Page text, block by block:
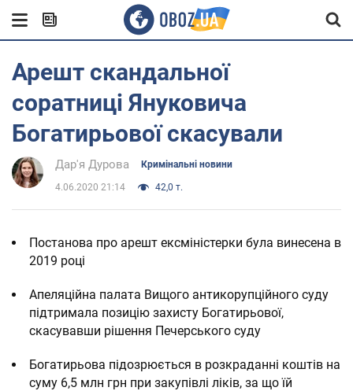
Арешт скандальної
соратниці Януковича
Богатирьової скасували
Дар'я Дурова Кримінальні новини
4.06.2020 21:14 42,0 т.
Постанова про арешт ексміністерки була винесена в
2019 році
Апеляційна палата Вищого антикорупційного суду
підтримала позицію захисту Богатирьової,
скасувавши рішення Печерського суду
Богатирьова підозрюється в розкраданні коштів на
суму 6,5 млн грн при закупівлі ліків, за що їй